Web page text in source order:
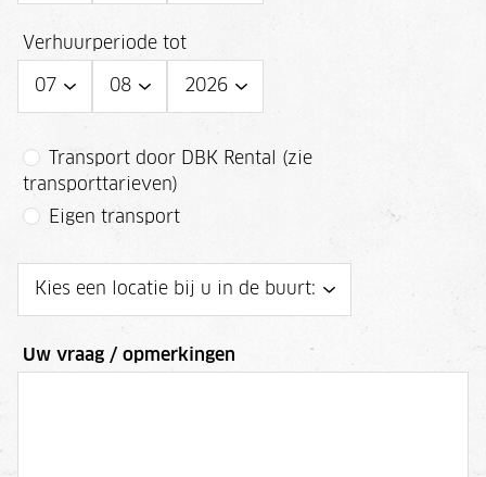
Verhuurperiode tot
Transport door DBK Rental (zie
transporttarieven)
Eigen transport
Uw vraag / opmerkingen